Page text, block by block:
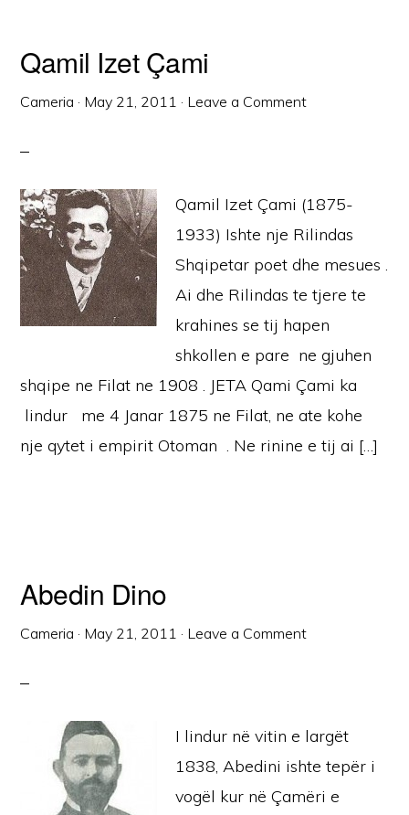
Qamil Izet Çami
Cameria · May 21, 2011 · Leave a Comment
Qamil Izet Çami (1875-
1933) Ishte nje Rilindas
Shqipetar poet dhe mesues .
Ai dhe Rilindas te tjere te
krahines se tij hapen
shkollen e pare ne gjuhen
shqipe ne Filat ne 1908 . JETA Qami Çami ka
lindur me 4 Janar 1875 ne Filat, ne ate kohe
nje qytet i empirit Otoman . Ne rinine e tij ai […]
Abedin Dino
Cameria · May 21, 2011 · Leave a Comment
I lindur në vitin e largët
1838, Abedini ishte tepër i
vogël kur në Çamëri e